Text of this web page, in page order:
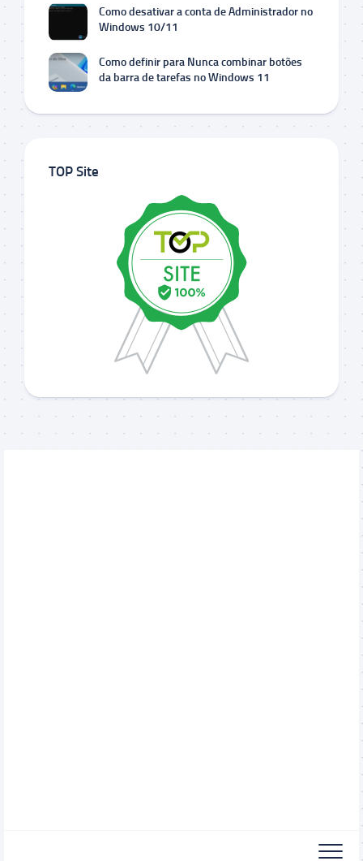
Como desativar a conta de Administrador no
Windows 10/11
Como definir para Nunca combinar botões
da barra de tarefas no Windows 11
TOP Site